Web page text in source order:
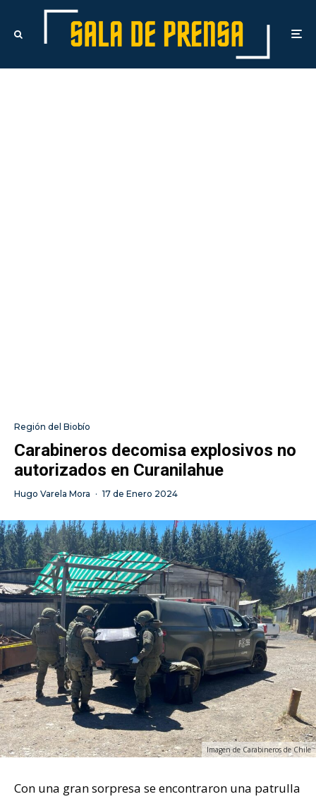
Región del Biobío
Carabineros decomisa explosivos no
autorizados en Curanilahue
Hugo Varela Mora · 17 de Enero 2024
Imagen de Carabineros de Chile
Con una gran sorpresa se encontraron una patrulla